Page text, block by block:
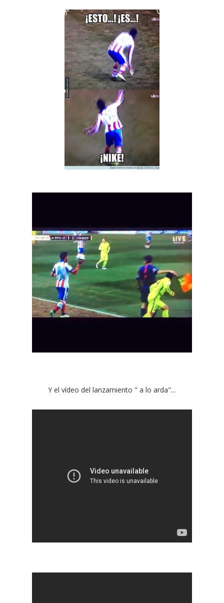
Y el vídeo del lanzamiento " a lo arda"...